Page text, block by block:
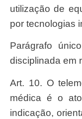
utilização de
por tecnologias
Parágrafo único. A telecirurgia robótica está
disciplinada em
Art. 10. O telemonitoramento ou televigilância
médica é o
indicação,